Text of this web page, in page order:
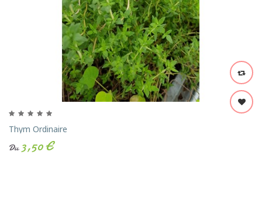
Thym Ordinaire
Du 3,50 €